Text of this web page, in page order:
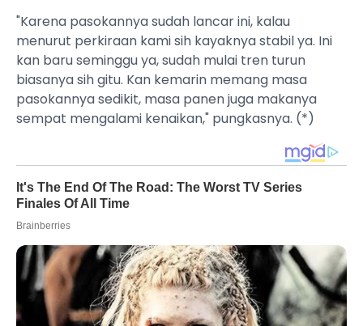
"Karena pasokannya sudah lancar ini, kalau
menurut perkiraan kami sih kayaknya stabil ya. Ini
kan baru seminggu ya, sudah mulai tren turun
biasanya sih gitu. Kan kemarin memang masa
pasokannya sedikit, masa panen juga makanya
sempat mengalami kenaikan," pungkasnya. (*)